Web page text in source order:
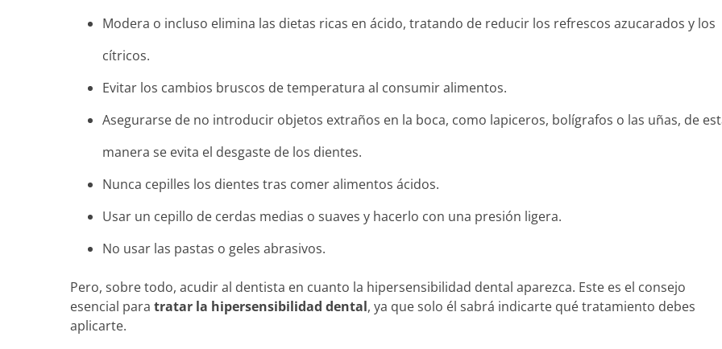
Modera o incluso elimina las dietas ricas en ácido, tratando de reducir los refrescos azucarados y los
cítricos.
Evitar los cambios bruscos de temperatura al consumir alimentos.
Asegurarse de no introducir objetos extraños en la boca, como lapiceros, bolígrafos o las uñas, de
manera se evita el desgaste de los dientes.
Nunca cepilles los dientes tras comer alimentos ácidos.
Usar un cepillo de cerdas medias o suaves y hacerlo con una presión ligera.
No usar las pastas o geles abrasivos.
Pero, sobre todo, acudir al dentista en cuanto la hipersensibilidad dental aparezca. Este es el consejo
esencial para tratar la hipersensibilidad dental, ya que solo él sabrá indicarte qué tratamiento debes
aplicarte.